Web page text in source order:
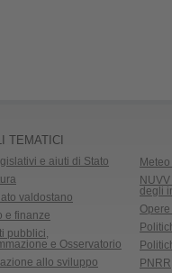
TEMATICI
e aiuti di Stato
valdostano
e finanze
pubblici,
e Osservatorio
allo sviluppo
degli
PNRR